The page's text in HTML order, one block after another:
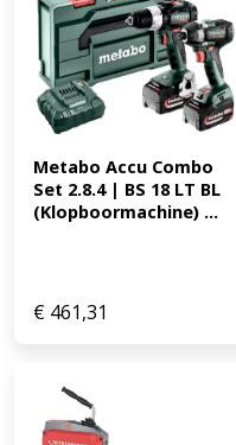
Metabo Accu Combo
Set 2.8.4 | BS 18 LT BL
(Klopboormachine) ...
€ 461,31